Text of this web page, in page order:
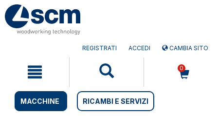
Salta
contenuto
Salta
menu
REGISTRATI ACCEDI CAMBIA SITO
0
MACCHINE RICAMBI E SERVIZI